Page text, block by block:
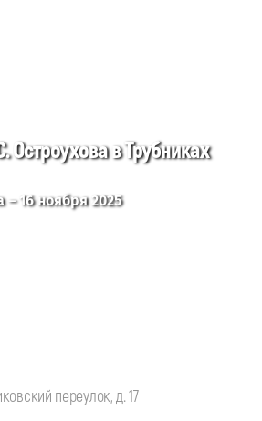
Остроухова в Трубниках
– 16 ноября 2025
переулок, д. 17